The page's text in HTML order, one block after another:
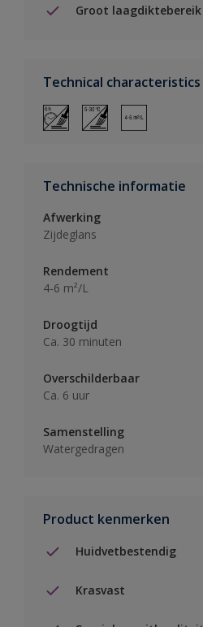
Groot laagdiktebereik
Technical characteristics
Technische informatie
Afwerking
Zijdeglans
Rendement
4-6 m²/L
Droogtijd
Ca. 30 minuten
Overschilderbaar
Ca. 6 uur
Samenstelling
Watergedragen
Product kenmerken
Huidvetbestendig
Krasvast